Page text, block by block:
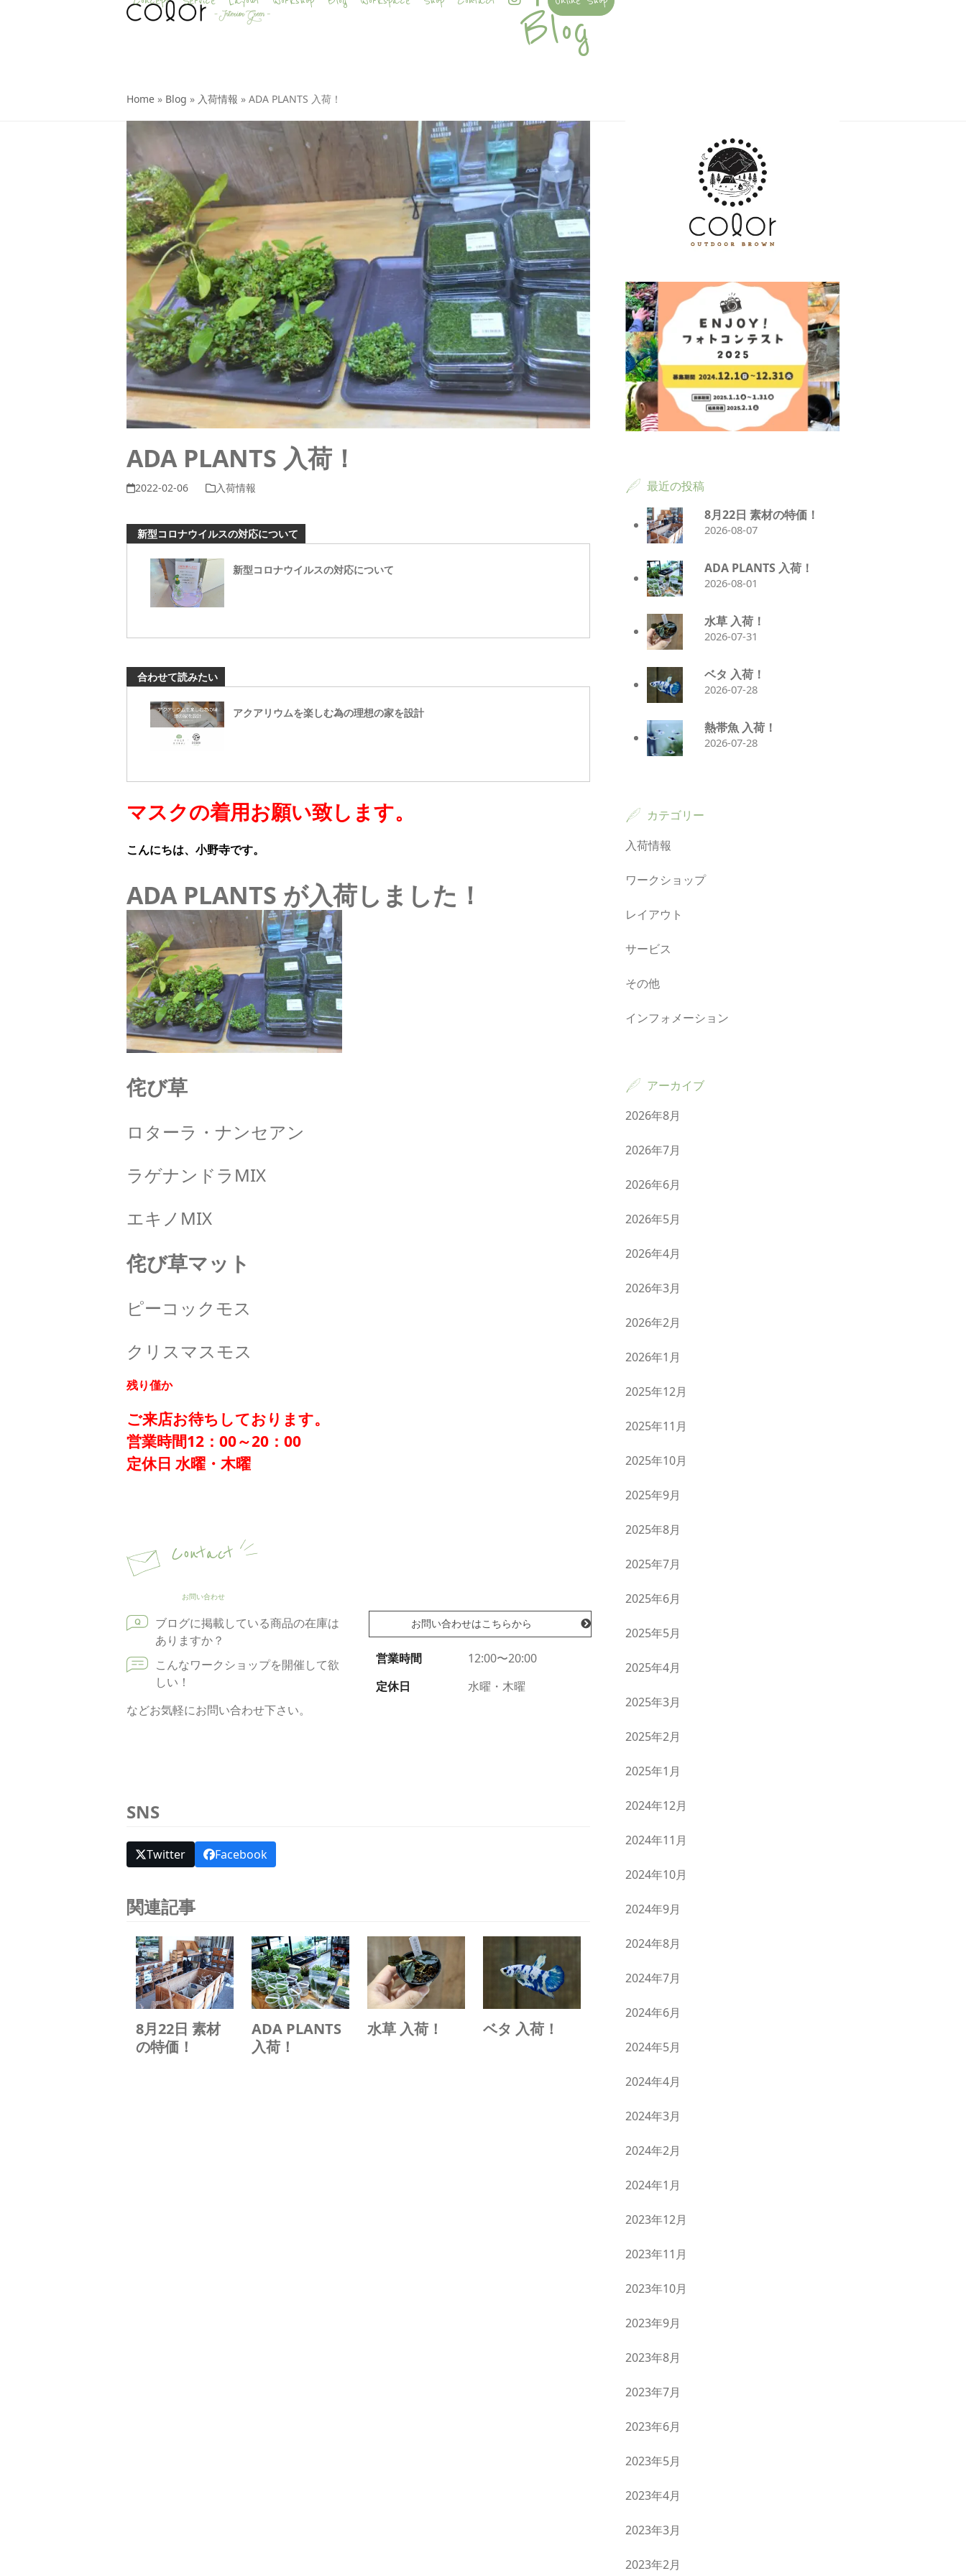
Blog
Home » Blog » 入荷情報 » ADA PLANTS 入荷！
ADA PLANTS 入荷！
2022-02-06 入荷情報
新型コロナウイルスの対応について
新型コロナウイルスの対応について
合わせて読みたい
アクアリウムを楽しむ為の理想の家を設計
マスクの着用お願い致します。
こんにちは、小野寺です。
ADA PLANTS が入荷しました！
侘び草
ロターラ・ナンセアン
ラゲナンドラMIX
エキノMIX
侘び草マット
ピーコックモス
クリスマスモス
残り僅か
ご来店お待ちしております。
営業時間12：00～20：00
定休日 水曜・木曜
Contact
お問い合わせ
ブログに掲載している商品の在庫は
ありますか？
こんなワークショップを開催して欲
しい！
などお気軽にお問い合わせ下さい。
お問い合わせはこちらから
営業時間
12:00〜20:00
定休日
水曜・木曜
SNS
Twitter Facebook
関連記事
8月22日 素材
の特価！
ADA PLANTS
入荷！
水草 入荷！ ベタ 入荷！
最近の投稿
8月22日 素材の特価！
2026-08-07
ADA PLANTS 入荷！
2026-08-01
水草 入荷！
2026-07-31
ベタ 入荷！
2026-07-28
熱帯魚 入荷！
2026-07-28
カテゴリー
入荷情報
ワークショップ
レイアウト
サービス
その他
インフォメーション
アーカイブ
2026年8月
2026年7月
2026年6月
2026年5月
2026年4月
2026年3月
2026年2月
2026年1月
2025年12月
2025年11月
2025年10月
2025年9月
2025年8月
2025年7月
2025年6月
2025年5月
2025年4月
2025年3月
2025年2月
2025年1月
2024年12月
2024年11月
2024年10月
2024年9月
2024年8月
2024年7月
2024年6月
2024年5月
2024年4月
2024年3月
2024年2月
2024年1月
2023年12月
2023年11月
2023年10月
2023年9月
2023年8月
2023年7月
2023年6月
2023年5月
2023年4月
2023年3月
2023年2月